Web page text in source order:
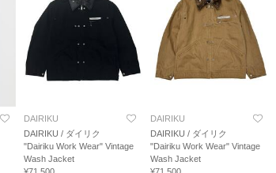
DAIRIKU
DAIRIKU / ダイリク
"Dairiku Work Wear" Vintage
Wash Jacket
DAIRIKU
DAIRIKU / ダイリク
"Dairiku Work Wear" Vintage
Wash Jacket